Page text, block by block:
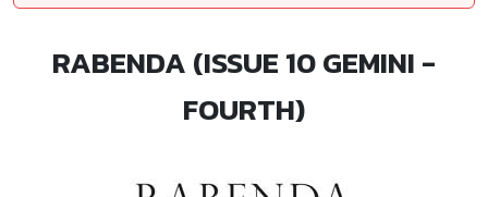
RABENDA (ISSUE 10 GEMINI -
FOURTH)